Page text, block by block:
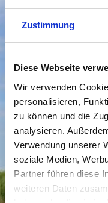
Zustimmung
Diese Webseite
Wir verwenden
personalisieren,
zu können und die
analysieren.
Verwendung unserer
soziale Medien,
Partner führen diese
weiteren Daten